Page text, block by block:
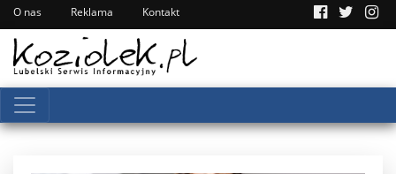
O nas Reklama Kontakt